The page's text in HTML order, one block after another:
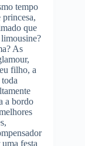
tempo
que
As
filho, a
a bordo
festa